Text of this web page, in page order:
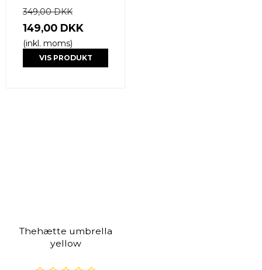
349,00 DKK
149,00 DKK
(inkl. moms)
VIS PRODUKT
Thehætte umbrella
yellow